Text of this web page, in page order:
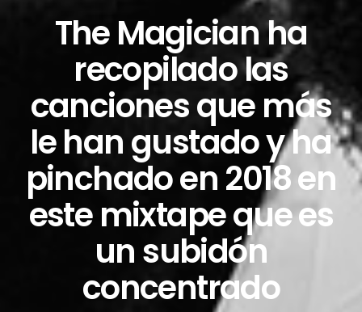
The Magician ha
recopilado las
canciones que más
le han gustado y ha
pinchado en 2018 en
este mixtape que es
un subidón
concentrado